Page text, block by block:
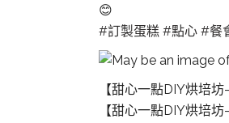
😊
#訂製蛋糕 #點心 #餐
【甜心一點DIY烘培坊
【甜心一點DIY烘培坊